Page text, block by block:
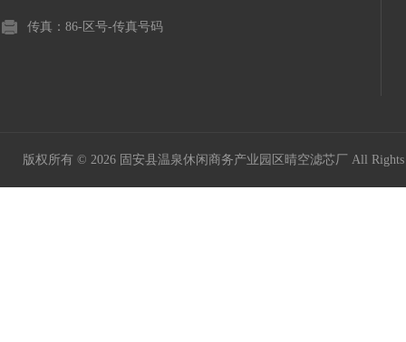
传真：86-区号-传真号码
版权所有 © 2026 固安县温泉休闲商务产业园区晴空滤芯厂 All